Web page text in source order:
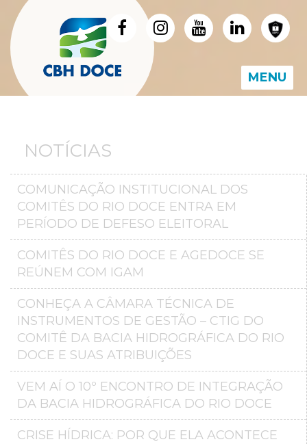
MENU
NOTÍCIAS
COMUNICAÇÃO INSTITUCIONAL DOS
COMITÊS DO RIO DOCE ENTRA EM
PERÍODO DE DEFESO ELEITORAL
COMITÊS DO RIO DOCE E AGEDOCE SE
REÚNEM COM IGAM
CONHEÇA A CÂMARA TÉCNICA DE
INSTRUMENTOS DE GESTÃO – CTIG DO
COMITÊ DA BACIA HIDROGRÁFICA DO RIO
DOCE E SUAS ATRIBUIÇÕES
VEM AÍ O 10º ENCONTRO DE INTEGRAÇÃO
DA BACIA HIDROGRÁFICA DO RIO DOCE
CRISE HÍDRICA: POR QUE ELA ACONTECE